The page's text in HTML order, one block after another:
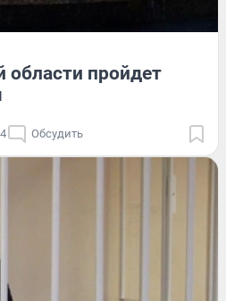
пройдет
Обсудить